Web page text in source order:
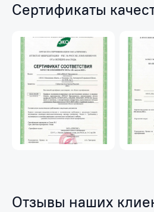
Сертификаты
Отзывы наших